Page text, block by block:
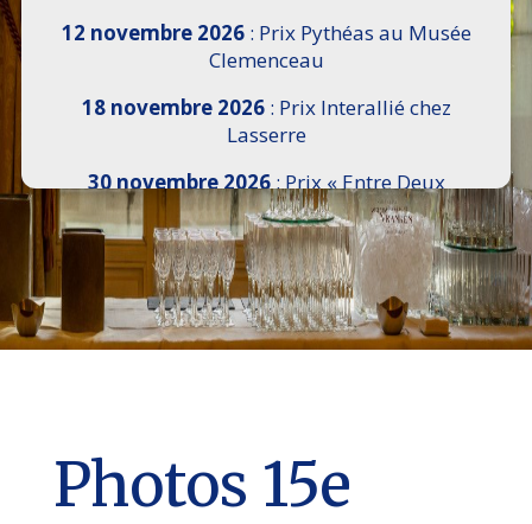
12 novembre 2026: Prix Pythéas au Musée
Clemenceau
18 novembre 2026: Prix Interallié chez
Lasserre
30 novembre 2026: Prix « Entre Deux
Rives » I Scemi Astutti au Sénat
7 décembre 2026 :16e Salon de l’Histoire de
18h30 à 21h, remise du Prix du Guesclin,
Cercle National des Armées 8 place Saint-
Augustin Paris 8e
Photos 15e